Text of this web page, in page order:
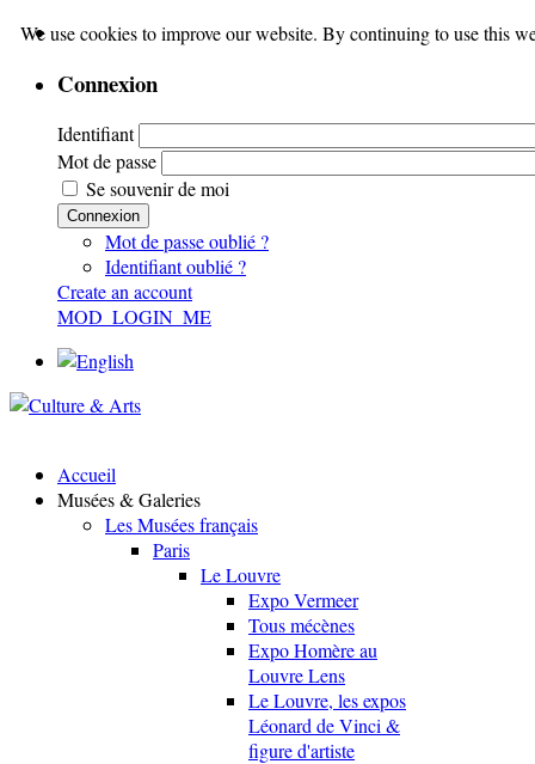
Connexion
Identifiant
Mot de passe
Se souvenir de moi
Connexion
Mot de passe oublié ?
Identifiant oublié ?
Create an account
MOD_LOGIN_ME
Accueil
Musées & Galeries
Les Musées français
Paris
Le Louvre
Expo Vermeer
Tous mécènes
Expo Homère au
Louvre Lens
Le Louvre, les expos
Léonard de Vinci &
figure d'artiste
We use cookies to improve our website. By continuing to use this